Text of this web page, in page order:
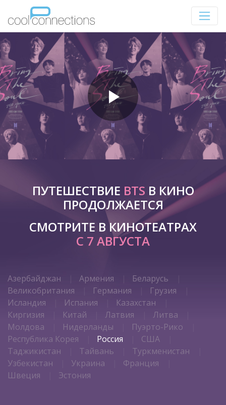
ПУТЕШЕСТВИЕ BTS В КИНО
ПРОДОЛЖАЕТСЯ
СМОТРИТЕ В КИНОТЕАТРАХ
С 7 АВГУСТА
Азербайджан Армения
Беларусь
Великобритания
Германия
Грузия
Исландия
Испания
Казахстан
Киргизия
Китай Латвия
Литва
Молдова
Нидерланды
Пуэрто-Рико
Республика Корея
Россия
США
Таджикистан
Тайвань
Туркменистан
Узбекистан
Украина
Франция
Швеция
Эстония